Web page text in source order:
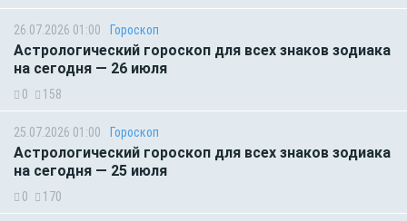
26.07.2026 01:00 Гороскоп
Астрологический гороскоп для всех знаков зодиака
на сегодня — 26 июля
0 158
25.07.2026 01:00 Гороскоп
Астрологический гороскоп для всех знаков зодиака
на сегодня — 25 июля
0 170